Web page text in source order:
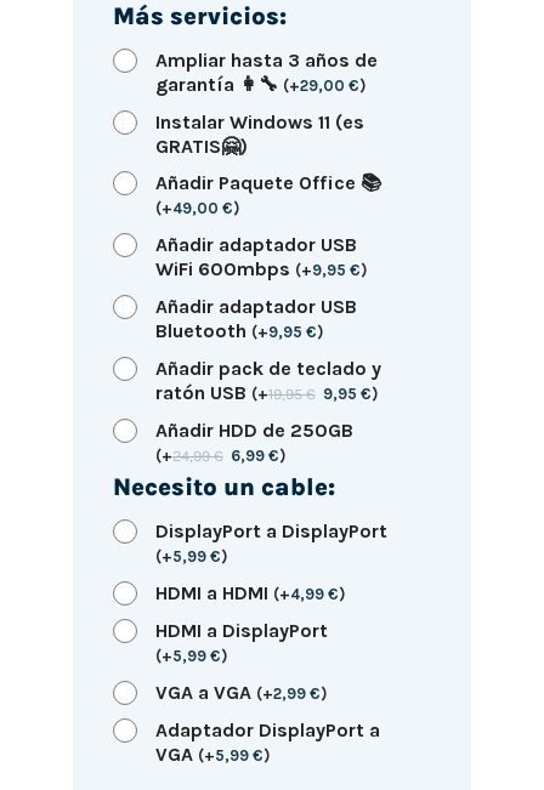
Más servicios:
Ampliar hasta 3 años de
garantía 👩‍🔧 (+29,00 €)
Instalar Windows 11 (es
GRATIS🤗)
Añadir Paquete Office 📚
(+49,00 €)
Añadir adaptador USB
WiFi 600mbps (+9,95 €)
Añadir adaptador USB
Bluetooth (+9,95 €)
Añadir pack de teclado y
ratón USB (+19,95€ 9,95€)
Añadir HDD de 250GB
(+24,99€ 6,99€)
Necesito un cable:
DisplayPort a DisplayPort
(+5,99 €)
HDMI a HDMI (+4,99 €)
HDMI a DisplayPort
(+5,99 €)
VGA a VGA (+2,99 €)
Adaptador DisplayPort a
VGA (+5,99 €)